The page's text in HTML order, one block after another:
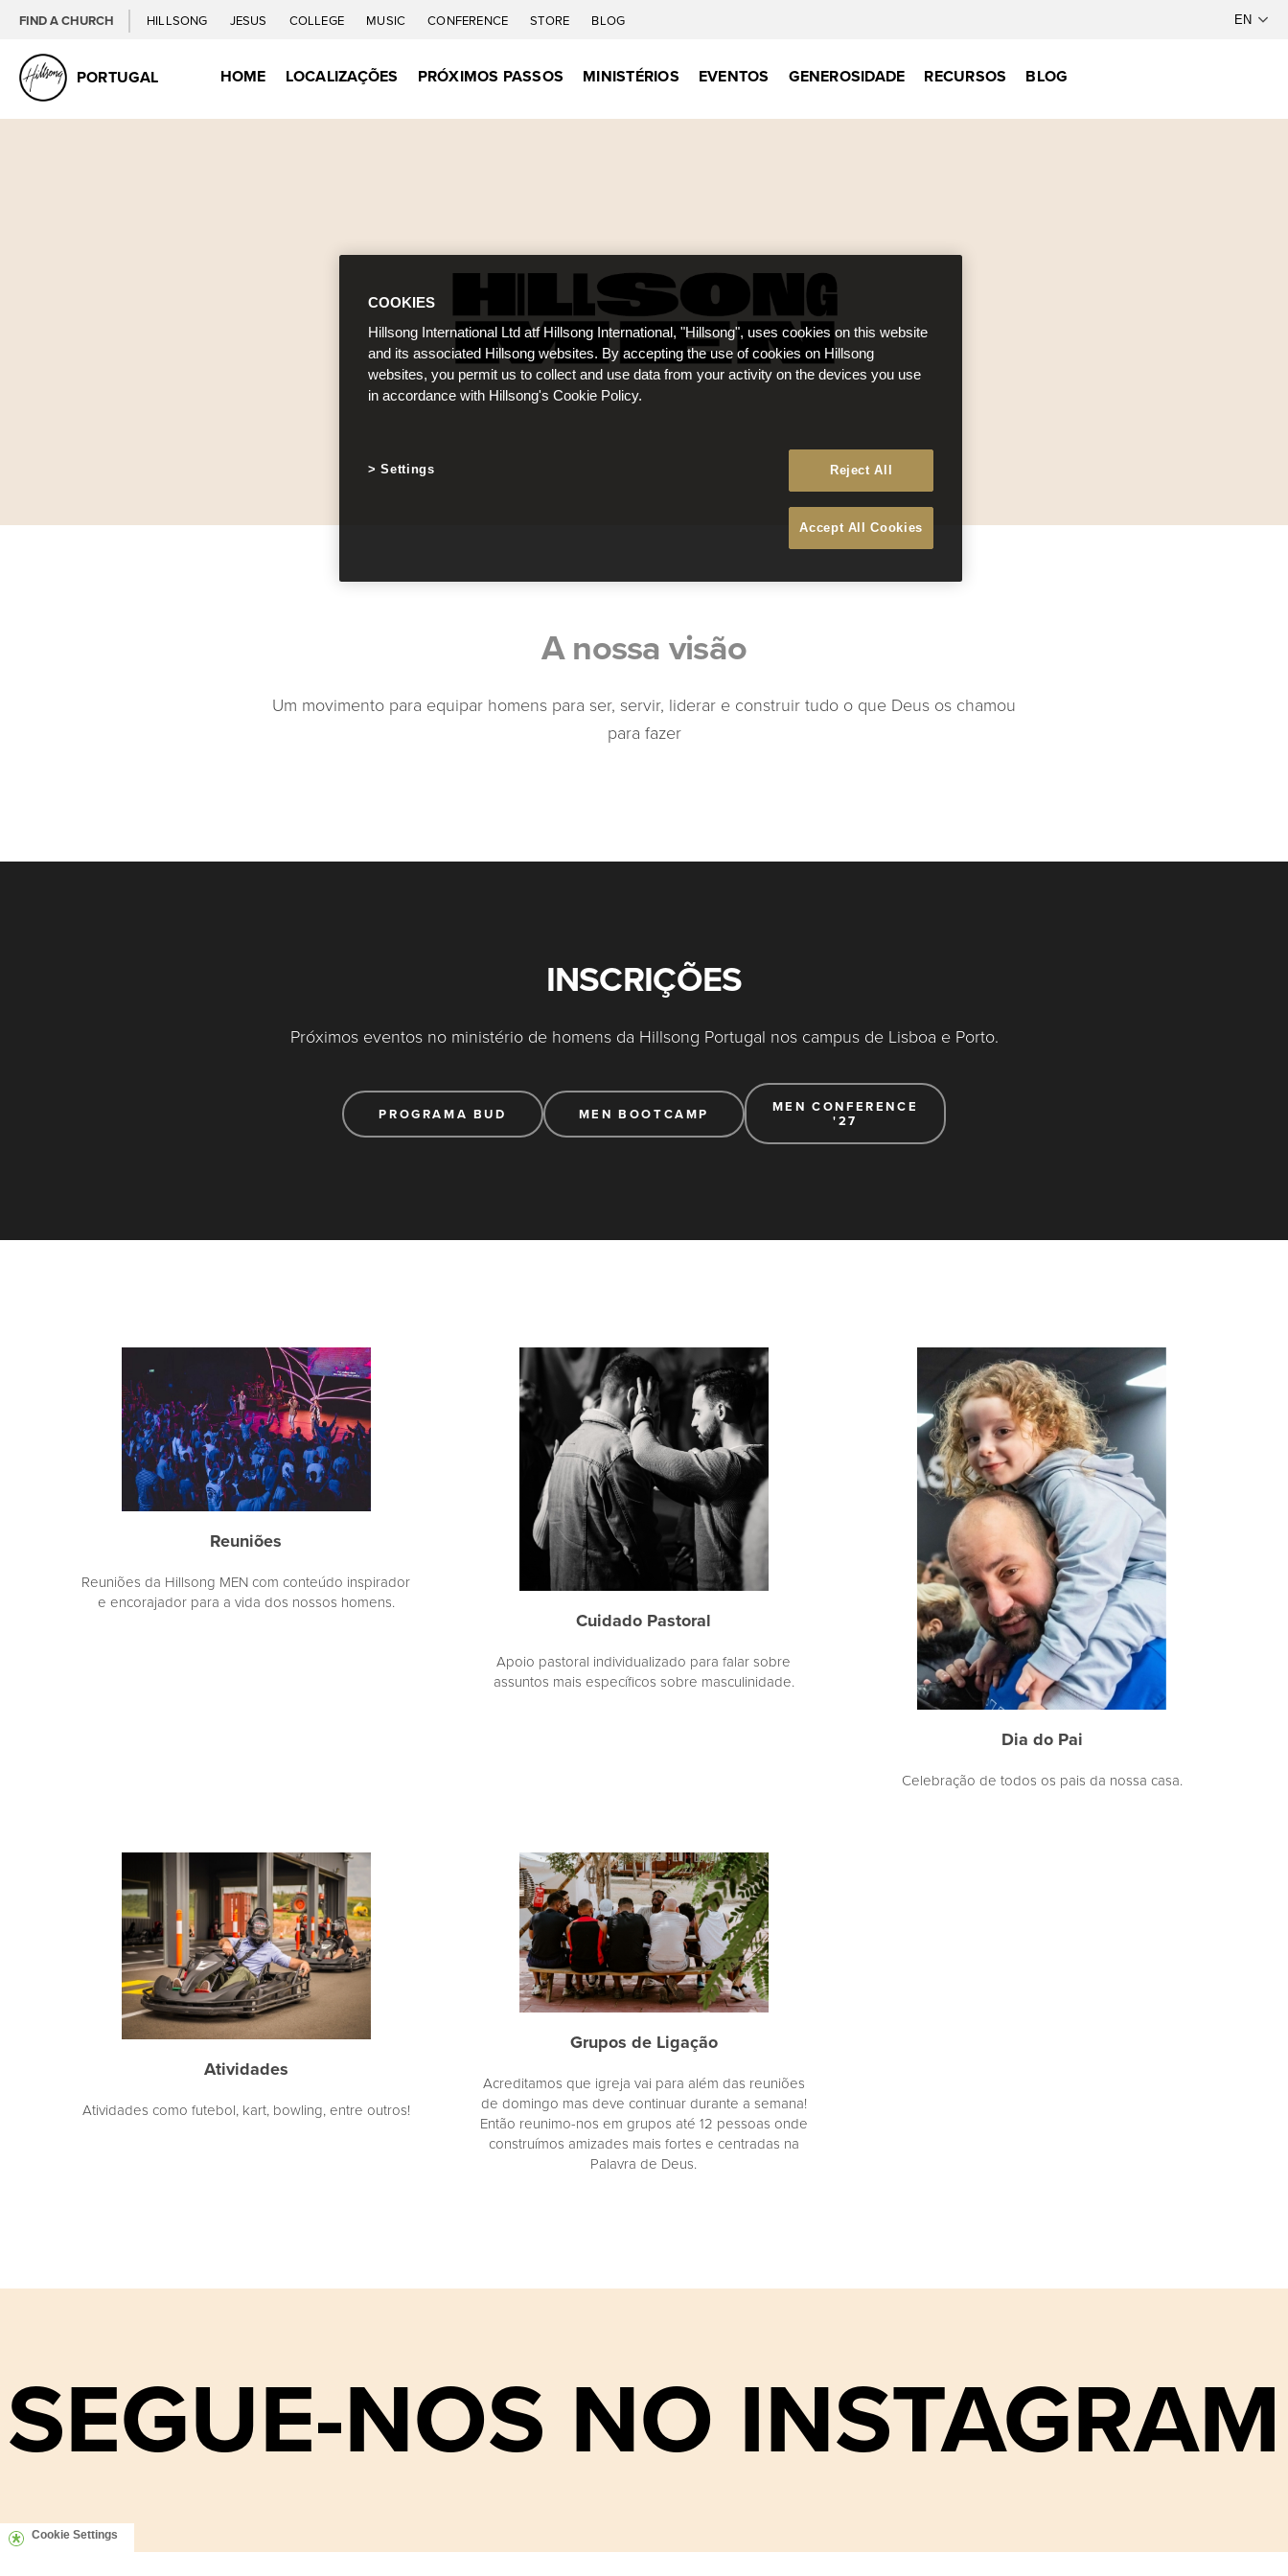
FIND A CHURCH HILLSONG JESUS COLLEGE MUSIC CONFERENCE STORE BLOG
PORTUGAL HOME LOCALIZAÇÕES PRÓXIMOS PASSOS MINISTÉRIOS EVENTOS GENEROSIDADE RECURSOS BLOG
A nossa visão
Um movimento para equipar homens para ser, servir, liderar e construir tudo o que Deus os chamou
para fazer
INSCRIÇÕES
Próximos eventos no ministério de homens da Hillsong Portugal nos campus de Lisboa e Porto.
PROGRAMA BUD MEN BOOTCAMP MEN CONFERENCE
'27
Reuniões
Reuniões da Hillsong MEN com conteúdo inspirador
e encorajador para a vida dos nossos homens.
Cuidado Pastoral
Apoio pastoral individualizado para falar sobre
assuntos mais específicos sobre masculinidade.
Dia do Pai
Celebração de todos os pais da nossa casa.
Atividades
Atividades como futebol, kart, bowling, entre outros!
Grupos de Ligação
Acreditamos que igreja vai para além das reuniões
de domingo mas deve continuar durante a semana!
Então reunimo-nos em grupos até 12 pessoas onde
construímos amizades mais fortes e centradas na
Palavra de Deus.
SEGUE-NOS NO INSTAGRAM
Cookie Settings
COOKIES
Hillsong International Ltd atf Hillsong International, "Hillsong", uses cookies on this website
and its associated Hillsong websites. By accepting the use of cookies on Hillsong
websites, you permit us to collect and use data from your activity on the devices you use
in accordance with Hillsong's Cookie Policy.
Reject All
Accept All Cookies
Settings